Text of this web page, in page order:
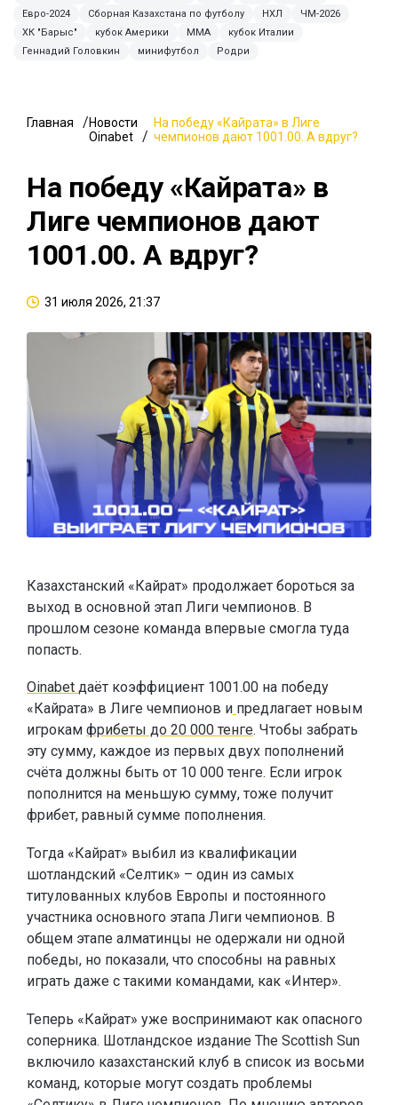
Евро-2024
Сборная Казахстана по футболу НХЛ
ЧМ-2026
ХК "Барыс"
кубок Америки MMA
кубок Италии
Геннадий Головкин
минифутбол Родри
Главная
Новости
Oinabet
На победу «Кайрата» в Лиге
чемпионов дают 1001.00. А вдруг?
На победу «Кайрата» в
Лиге чемпионов дают
1001.00. А вдруг?
31 июля 2026, 21:37
Казахстанский «Кайрат» продолжает бороться за
выход в основной этап Лиги чемпионов. В
прошлом сезоне команда впервые смогла туда
попасть.
Oinabet даёт коэффициент 1001.00 на победу
«Кайрата» в Лиге чемпионов и предлагает новым
игрокам фрибеты до 20 000 тенге. Чтобы забрать
эту сумму, каждое из первых двух пополнений
счёта должны быть от 10 000 тенге. Если игрок
пополнится на меньшую сумму, тоже получит
фрибет, равный сумме пополнения.
Тогда «Кайрат» выбил из квалификации
шотландский «Селтик» – один из самых
титулованных клубов Европы и постоянного
участника основного этапа Лиги чемпионов. В
общем этапе алматинцы не одержали ни одной
победы, но показали, что способны на равных
играть даже с такими командами, как «Интер».
Теперь «Кайрат» уже воспринимают как опасного
соперника. Шотландское издание The Scottish Sun
включило казахстанский клуб в список из восьми
команд, которые могут создать проблемы